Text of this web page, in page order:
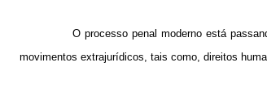
O processo penal moderno está
movimentos extrajurídicos, tais como, direitos